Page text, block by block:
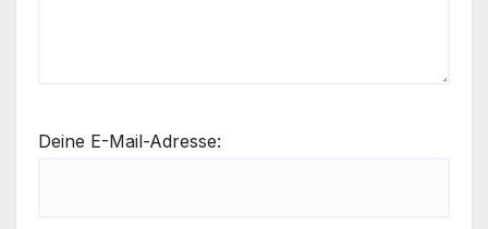
Deine E-Mail-Adresse: